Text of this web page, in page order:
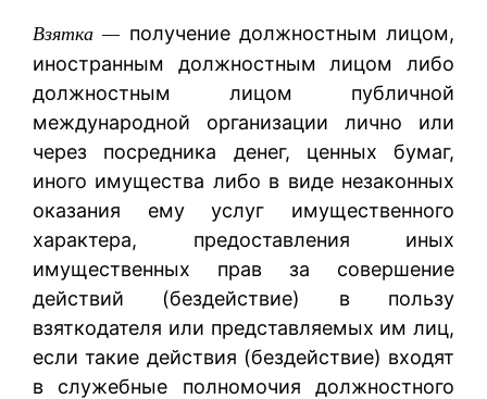
Взятка — получение должностным лицом,
иностранным должностным лицом либо
должностным лицом публичной
международной организации лично или
через посредника денег, ценных бумаг,
иного имущества либо в виде незаконных
оказания ему услуг имущественного
характера, предоставления иных
имущественных прав за совершение
действий (бездействие) в пользу
взяткодателя или представляемых им лиц,
если такие действия (бездействие) входят
в служебные полномочия должностного